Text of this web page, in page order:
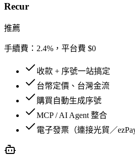
Recur
推薦
手續費： 2.4%，平台費 $0
收款 + 序號一站搞定
台幣定價、台灣金流
購買自動生成序號
MCP / AI Agent 整合
電子發票（連接光貿／